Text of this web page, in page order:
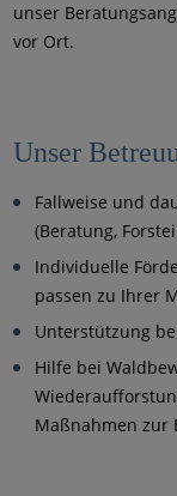
unser
vor Ort.
Unser
Fallweise und
(Beratung,
Individuelle
passen zu Ihrer
Unterstützung
Hilfe bei
Maßnahmen zur